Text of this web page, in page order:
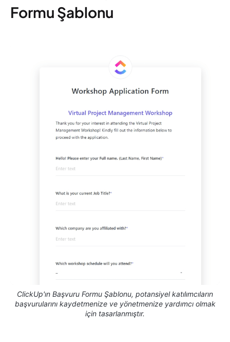
Formu Şablonu
ClickUp'ın Başvuru Formu Şablonu, potansiyel katılımcıların
başvurularını kaydetmenize ve yönetmenize yardımcı olmak
için tasarlanmıştır.